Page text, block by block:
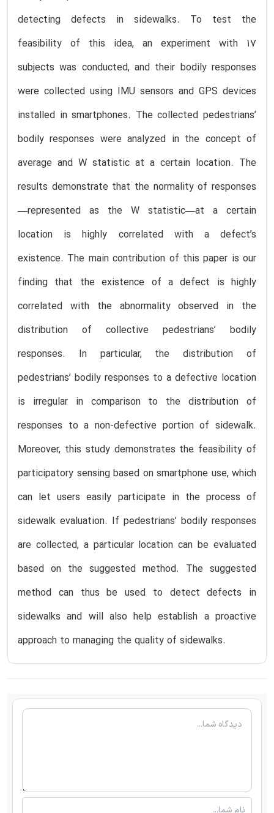
detecting defects in sidewalks. To test the
feasibility of this idea, an experiment with 17
subjects was conducted, and their bodily responses
were collected using IMU sensors and GPS devices
installed in smartphones. The collected pedestrians’
bodily responses were analyzed in the concept of
average and W statistic at a certain location. The
results demonstrate that the normality of responses
—represented as the W statistic—at a certain
location is highly correlated with a defect’s
existence. The main contribution of this paper is our
finding that the existence of a defect is highly
correlated with the abnormality observed in the
distribution of collective pedestrians’ bodily
responses. In particular, the distribution of
pedestrians’ bodily responses to a defective location
is irregular in comparison to the distribution of
responses to a non-defective portion of sidewalk.
Moreover, this study demonstrates the feasibility of
participatory sensing based on smartphone use, which
can let users easily participate in the process of
sidewalk evaluation. If pedestrians’ bodily responses
are collected, a particular location can be evaluated
based on the suggested method. The suggested
method can thus be used to detect defects in
sidewalks and will also help establish a proactive
approach to managing the quality of sidewalks.